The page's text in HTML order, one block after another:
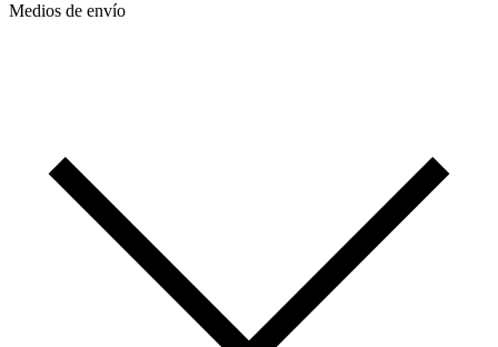
Medios de envío